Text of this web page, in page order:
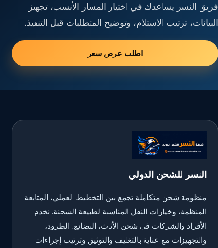
فريق النسر يساعدك في اختيار المسار الأنسب، تجهيز
البيانات، ترتيب الاستلام، وتوضيح المتطلبات قبل التنفيذ.
اطلب عرض سعر
النسر للشحن الدولي
منظومة شحن متكاملة تجمع بين التخطيط العملي، المتابعة
المنظمة، وخيارات النقل المناسبة لطبيعة الشحنة. نخدم
الأفراد والشركات في شحن الأثاث، البضائع، الطرود،
والتجهيزات مع عناية بالتغليف والتوثيق وترتيب إجراءات